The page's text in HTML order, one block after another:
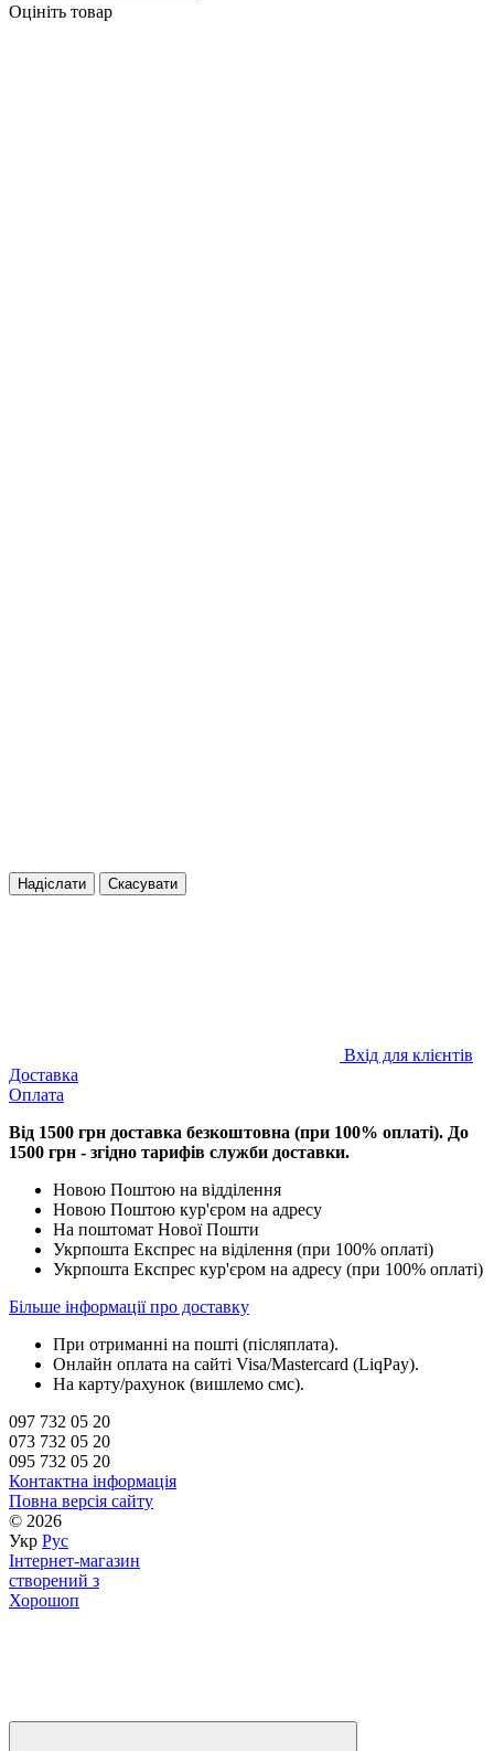
Оцініть товар
Надіслати Скасувати
Вхід для клієнтів
Доставка
Оплата
Від 1500 грн доставка безкоштовна (при 100% оплаті). До
1500 грн - згідно тарифів служби доставки.
Новою Поштою на відділення
Новою Поштою кур'єром на адресу
На поштомат Нової Пошти
Укрпошта Експрес на віділення (при 100% оплаті)
Укрпошта Експрес кур'єром на адресу (при 100% оплаті)
Більше інформації про доставку
При отриманні на пошті (післяплата).
Онлайн оплата на сайті Visa/Mastercard (LiqPay).
На карту/рахунок (вишлемо смс).
097 732 05 20
073 732 05 20
095 732 05 20
Контактна інформація
Повна версія сайту
© 2026
Укр Рус
Інтернет-магазин
створений з
Хорошоп